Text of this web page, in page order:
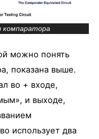
можно понять
показана выше.
во + входе,
и выходе,
использует два